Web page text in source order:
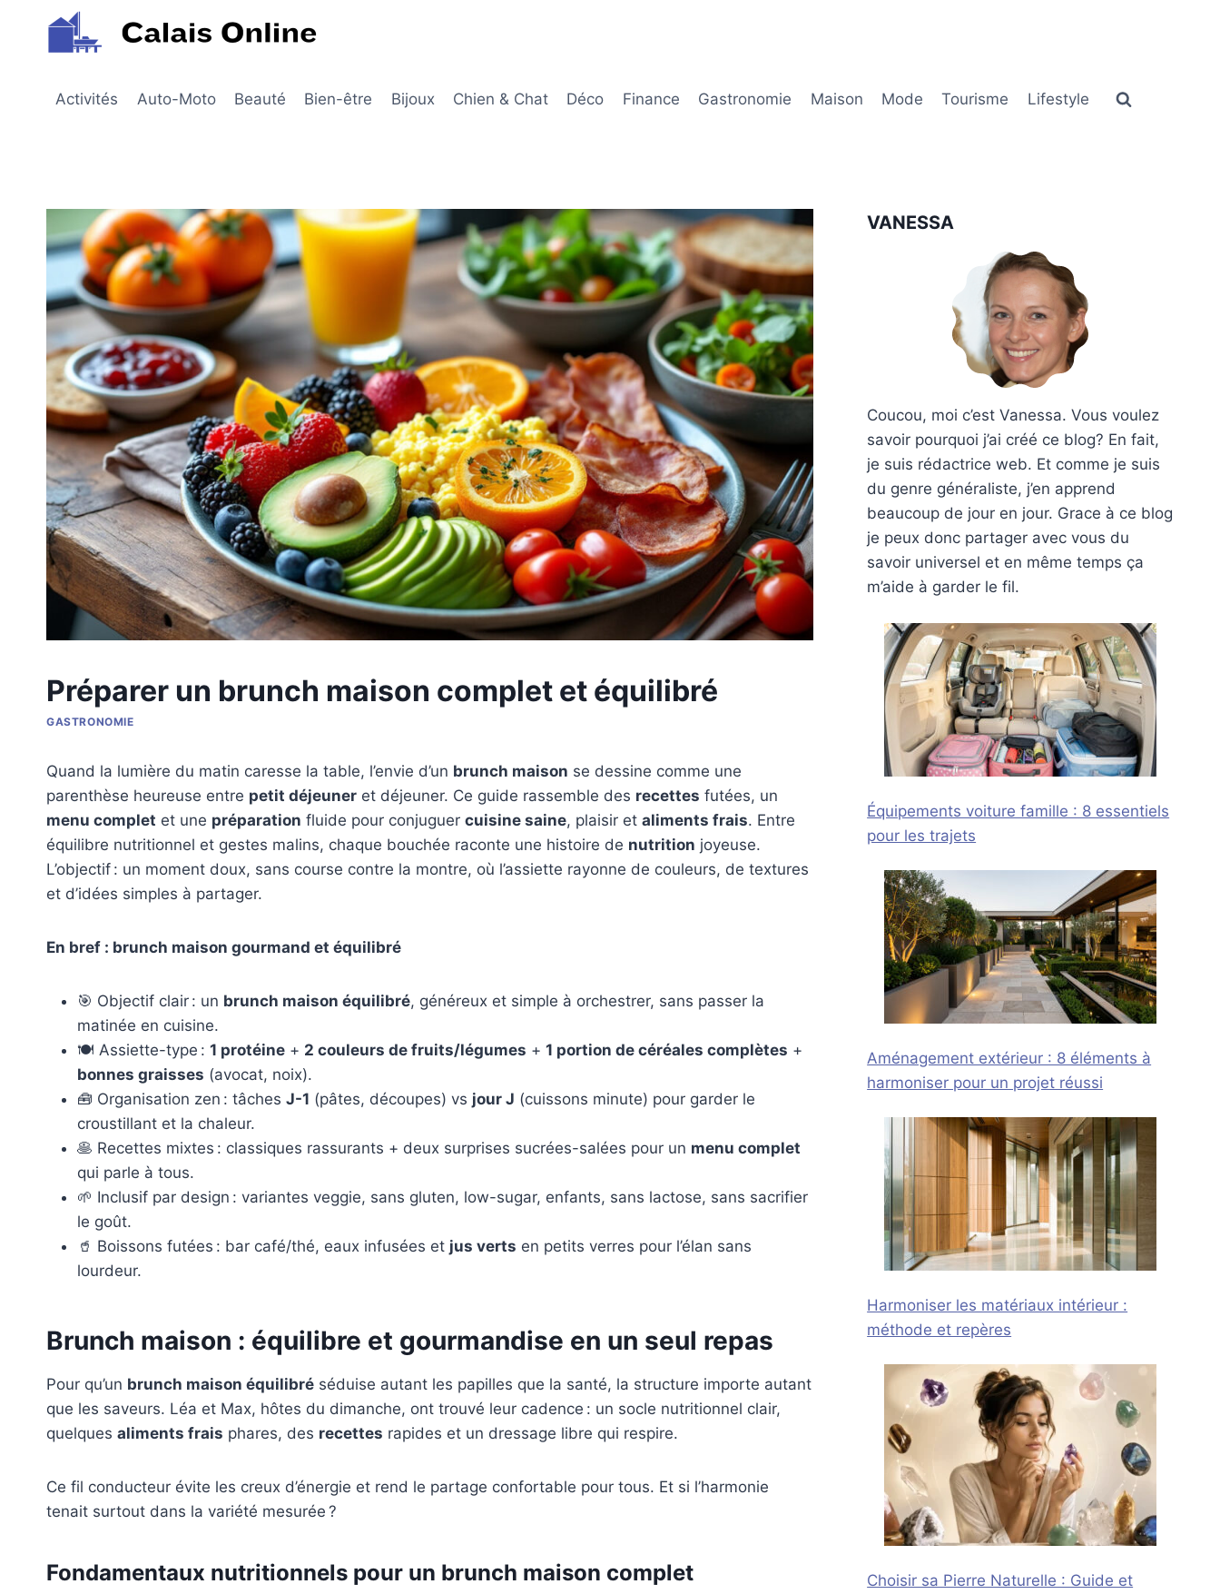
Activités Auto-Moto Beauté Bien-être Bijoux Chien & Chat Déco Finance Gastronomie Maison Mode Tourisme Lifestyle
Préparer un brunch maison complet et équilibré
GASTRONOMIE
Quand la lumière du matin caresse la table, l’envie d’un brunch maison se dessine comme une
parenthèse heureuse entre petit déjeuner et déjeuner. Ce guide rassemble des recettes futées, un
menu complet et une préparation fluide pour conjuguer cuisine saine, plaisir et aliments frais. Entre
équilibre nutritionnel et gestes malins, chaque bouchée raconte une histoire de nutrition joyeuse.
L’objectif : un moment doux, sans course contre la montre, où l’assiette rayonne de couleurs, de textures
et d’idées simples à partager.
En bref : brunch maison gourmand et équilibré
🎯 Objectif clair : un brunch maison équilibré, généreux et simple à orchestrer, sans passer la
matinée en cuisine.
🍽️ Assiette-type : 1 protéine + 2 couleurs de fruits/légumes + 1 portion de céréales complètes +
bonnes graisses (avocat, noix).
🧰 Organisation zen : tâches J-1 (pâtes, découpes) vs jour J (cuissons minute) pour garder le
croustillant et la chaleur.
🥞 Recettes mixtes : classiques rassurants + deux surprises sucrées-salées pour un menu complet
qui parle à tous.
🌱 Inclusif par design : variantes veggie, sans gluten, low-sugar, enfants, sans lactose, sans sacrifier
le goût.
🥤 Boissons futées : bar café/thé, eaux infusées et jus verts en petits verres pour l’élan sans
lourdeur.
Brunch maison : équilibre et gourmandise en un seul repas
Pour qu’un brunch maison équilibré séduise autant les papilles que la santé, la structure importe autant
que les saveurs. Léa et Max, hôtes du dimanche, ont trouvé leur cadence : un socle nutritionnel clair,
quelques aliments frais phares, des recettes rapides et un dressage libre qui respire.
Ce fil conducteur évite les creux d’énergie et rend le partage confortable pour tous. Et si l’harmonie
tenait surtout dans la variété mesurée ?
Fondamentaux nutritionnels pour un brunch maison complet
VANESSA
Coucou, moi c’est Vanessa. Vous voulez
savoir pourquoi j’ai créé ce blog? En fait,
je suis rédactrice web. Et comme je suis
du genre généraliste, j’en apprend
beaucoup de jour en jour. Grace à ce blog
je peux donc partager avec vous du
savoir universel et en même temps ça
m’aide à garder le fil.
Équipements voiture famille : 8 essentiels
pour les trajets
Aménagement extérieur : 8 éléments à
harmoniser pour un projet réussi
Harmoniser les matériaux intérieur :
méthode et repères
Choisir sa Pierre Naturelle : Guide et